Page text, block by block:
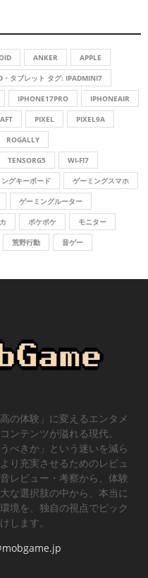
C
ANKER APPLE
・タブレット タグ: IPADMINI7
IPHONE17PRO IPHONEAIR
PIXEL PIXEL9A
ROGALLY
TENSORG5 WI-FI7
グキーボード ゲーミングスマホ
ゲーミングルーター
ポケポケ モニター
荒野行動 音ゲー
の体験」に変えるエンタメ
ンテンツが溢れる現代。
べきか」という迷いを減ら
り充実させるためのレビュ
レビュー・考察から、体験
な選択肢の中から、本当に
境を、独自の視点でピック
します。